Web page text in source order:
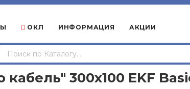
ОКЛ ИНФОРМАЦИЯ АКЦИИ
300х100 EKF